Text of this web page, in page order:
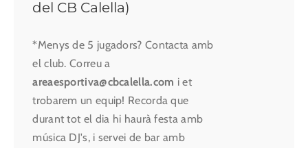
del CB Calella)
*Menys de 5 jugadors? Contacta amb
el club. Correu a
areaesportiva@cbcalella.com i et
trobarem un equip! Recorda que
durant tot el dia hi haurà festa amb
música DJ's, i servei de bar amb